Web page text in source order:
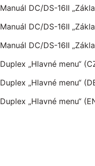
Manuál DC/DS-16II
Manuál DC/DS-16II
Manuál DC/DS-16II
Duplex „Hlavné menu“
Duplex „Hlavné menu“
Duplex „Hlavné menu“